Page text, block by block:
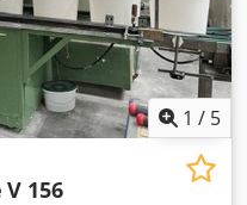
1 / 5
V 156